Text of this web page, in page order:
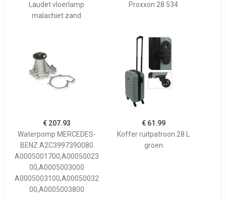
Laudet vloerlamp
malachiet zand
Proxxon 28 534
€ 207.93
Waterpomp MERCEDES-
BENZ A2C3997390080
A0005001700,A00050023
00,A0005003000
A0005003100,A00050032
00,A0005003800
€ 61.99
Koffer ruitpatroon 28 L
groen